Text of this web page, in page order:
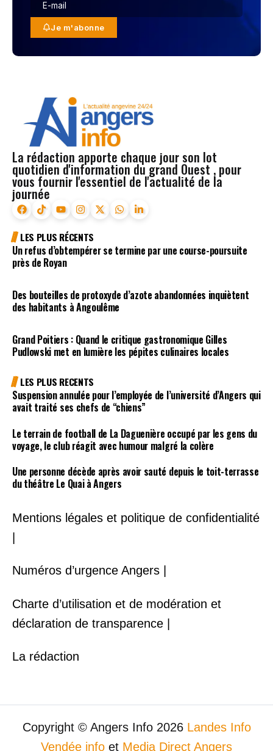
Je m'abonne
La rédaction apporte chaque jour son lot
quotidien d'information du grand Ouest , pour
vous fournir l'essentiel de l'actualité de la
journée
LES PLUS RÉCENTS
Un refus d’obtempérer se termine par une course-poursuite
près de Royan
Des bouteilles de protoxyde d’azote abandonnées inquiètent
des habitants à Angoulême
Grand Poitiers : Quand le critique gastronomique Gilles
Pudlowski met en lumière les pépites culinaires locales
LES PLUS RECENTS
Suspension annulée pour l’employée de l’université d’Angers qui
avait traité ses chefs de “chiens”
Le terrain de football de La Daguenière occupé par les gens du
voyage, le club réagit avec humour malgré la colère
Une personne décède après avoir sauté depuis le toit-terrasse
du théâtre Le Quai à Angers
Mentions légales et politique de confidentialité
Numéros d’urgence Angers |
Charte d’utilisation et de modération et
déclaration de transparence |
La rédaction
Copyright © Angers Info 2026 Landes Info
Vendée info et Media Direct Angers